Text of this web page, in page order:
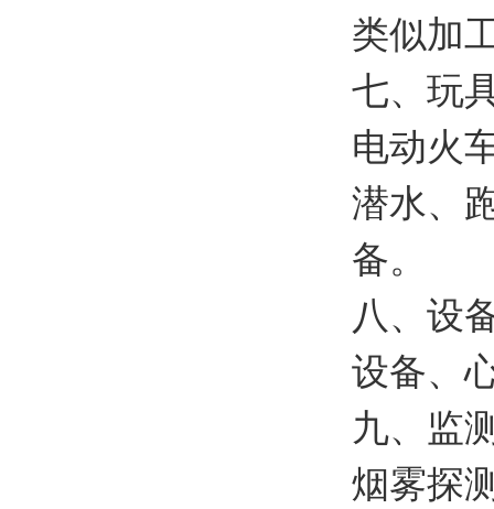
类似加
七、玩
电动火
潜水、
备。
八、设
设备、
九、监
烟雾探